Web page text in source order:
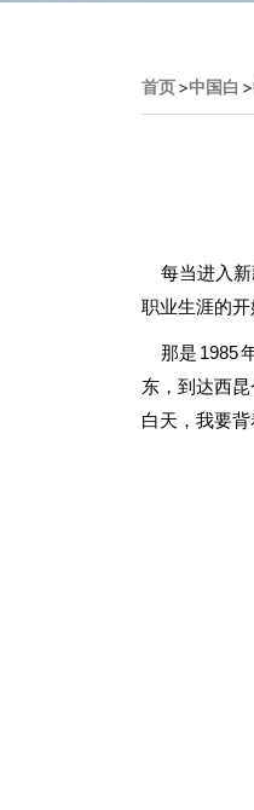
首页>中国白 >
每当进入新
职业生涯的开
那是 1985
东，到达西
白天，我要